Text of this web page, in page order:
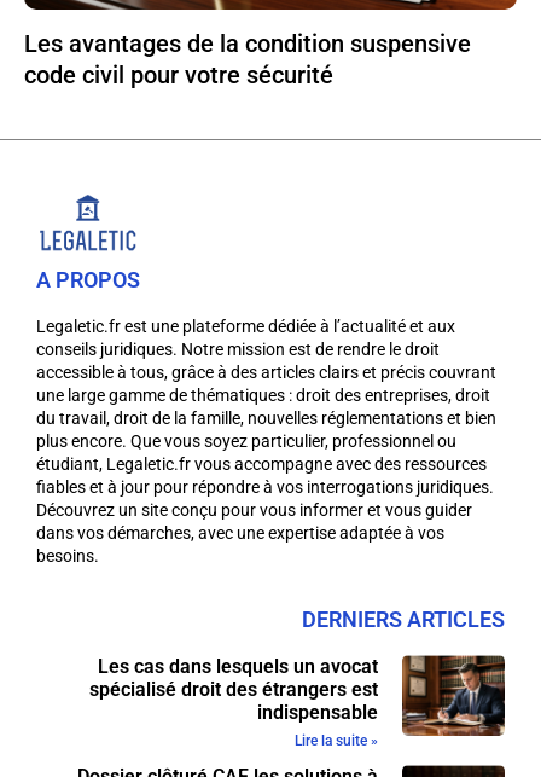
Les avantages de la condition suspensive
code civil pour votre sécurité
A PROPOS
Legaletic.fr est une plateforme dédiée à l’actualité et aux
conseils juridiques. Notre mission est de rendre le droit
accessible à tous, grâce à des articles clairs et précis couvrant
une large gamme de thématiques : droit des entreprises, droit
du travail, droit de la famille, nouvelles réglementations et bien
plus encore. Que vous soyez particulier, professionnel ou
étudiant, Legaletic.fr vous accompagne avec des ressources
fiables et à jour pour répondre à vos interrogations juridiques.
Découvrez un site conçu pour vous informer et vous guider
dans vos démarches, avec une expertise adaptée à vos
besoins.
DERNIERS ARTICLES
Les cas dans lesquels un avocat
spécialisé droit des étrangers est
indispensable
Lire la suite »